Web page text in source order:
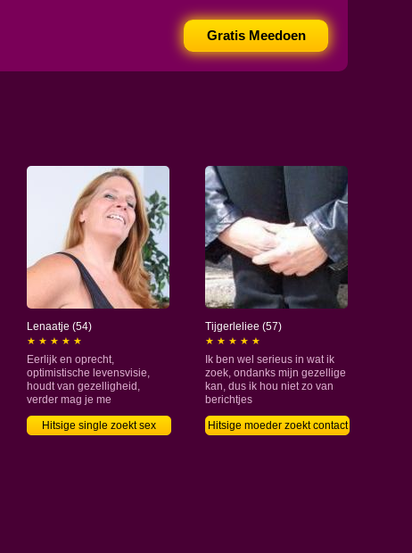
Gratis Meedoen
Lenaatje (54)
★ ★ ★ ★ ★
Eerlijk en oprecht,
optimistische levensvisie,
houdt van gezelligheid,
verder mag je me
Hitsige single zoekt sex
Tijgerleliee (57)
★ ★ ★ ★ ★
Ik ben wel serieus in wat ik
zoek, ondanks mijn gezellige
kan, dus ik hou niet zo van
berichtjes
Hitsige moeder zoekt contact